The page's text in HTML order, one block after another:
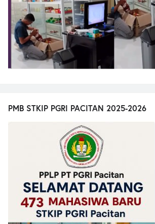
PMB STKIP PGRI PACITAN 2025-2026